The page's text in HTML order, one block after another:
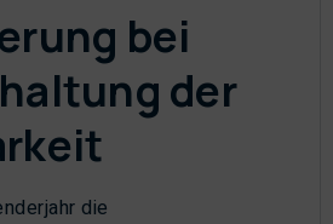
bei
der
die